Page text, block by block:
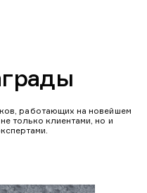
работающих на новейшем
только клиентами, но и